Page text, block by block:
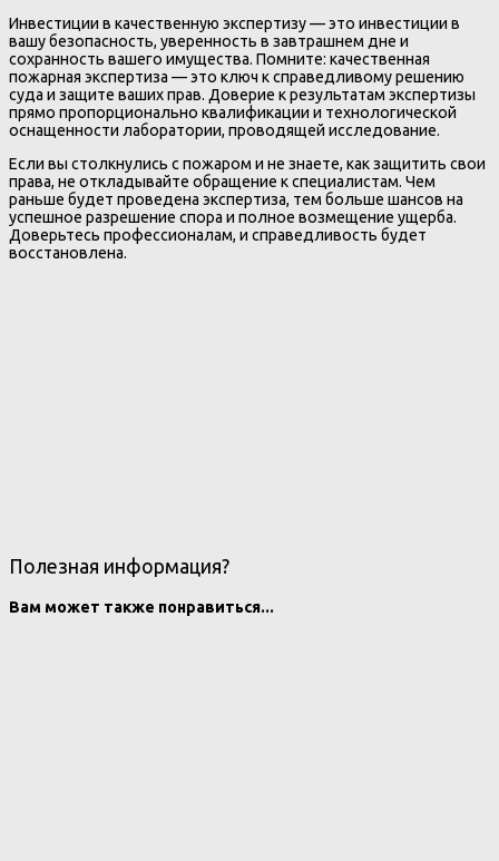
Инвестиции в качественную экспертизу — это инвестиции в
вашу безопасность, уверенность в завтрашнем дне и
сохранность вашего имущества. Помните: качественная
пожарная экспертиза — это ключ к справедливому решению
суда и защите ваших прав. Доверие к результатам экспертизы
прямо пропорционально квалификации и технологической
оснащенности лаборатории, проводящей исследование.
Если вы столкнулись с пожаром и не знаете, как защитить свои
права, не откладывайте обращение к специалистам. Чем
раньше будет проведена экспертиза, тем больше шансов на
успешное разрешение спора и полное возмещение ущерба.
Доверьтесь профессионалам, и справедливость будет
восстановлена.
Полезная информация?
Вам может также понравиться...